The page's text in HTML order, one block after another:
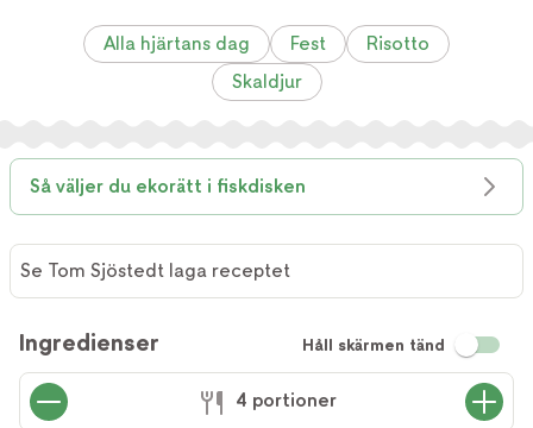
Alla hjärtans dag Fest
Risotto
Skaldjur
Så väljer du ekorätt i fiskdisken
Sjöstedt
laga
receptet
Se Tom Sjöstedt laga receptet
Ingredienser Håll skärmen tänd
4 portioner